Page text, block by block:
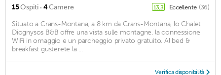
15Ospiti · 4Camere 13,3 Eccellente (36)
Situato a Crans-Montana, a 8 km da Crans-Montana, lo Chalet
Diognysos B&B offre una vista sulle montagne, la connessione
WiFi in omaggio e un parcheggio privato gratuito. Al bed &
breakfast gusterete la ...
Verifica disponibilità